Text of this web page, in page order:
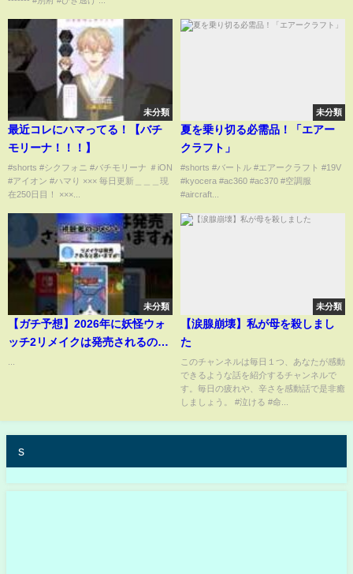
未分類
最近コレにハマってる！【バチ
モリーナ！！！】
#shorts #シクフォニ #バチモリーナ ＃iON
#アイオン #ハマり ××× 毎日更新＿＿＿現
在250日目！ ×××...
未分類
夏を乗り切る必需品！「エアー
クラフト」
#shorts #バートル #エアークラフト #19V
#kyocera #ac360 #ac370 #空調服
#aircraft...
未分類
【ガチ予想】2026年に妖怪ウォ
ッチ2リメイクは発売されるの
未分類
【涙腺崩壊】私が母を殺しまし
た
このチャンネルは毎日１つ、あなたが感動
できるような話を紹介するチャンネルで
す。毎日の疲れや、辛さを感動話で是非癒
しましょう。 #泣ける #命...
s